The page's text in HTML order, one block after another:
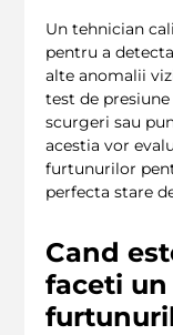
Un tehnician
pentru a
alte anomalii
test de
scurgeri sau
acestia vor
furtunurilor
perfecta stare
Cand
faceti